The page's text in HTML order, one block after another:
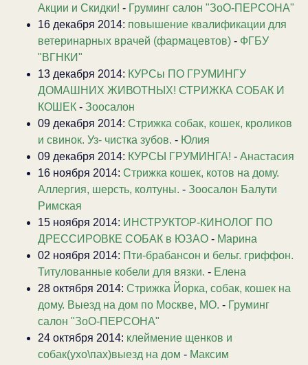
Акции и Скидки! - Груминг салон "ЗоО-ПЕРСОНА"
16 декабря 2014: повышение квалификации для
ветеринарных врачей (фармацевтов) - ФГБУ
"ВГНКИ"
13 декабря 2014: КУРСы ПО ГРУМИНГУ
ДОМАШНИХ ЖИВОТНЫХ! СТРИЖКА СОБАК И
КОШЕК - Зоосалон
09 декабря 2014: Стрижка собак, кошек, кроликов
и свинок. Уз- чистка зубов. - Юлия
09 декабря 2014: КУРСЫ ГРУМИНГА! - Анастасия
16 ноября 2014: Стрижка кошек, котов на дому.
Аллергия, шерсть, колтуны. - Зоосалон Балути
Римская
15 ноября 2014: ИНСТРУКТОР-КИНОЛОГ ПО
ДРЕССИРОВКЕ СОБАК в ЮЗАО - Марина
02 ноября 2014: Пти-брабансон и бельг. гриффон.
Титулованные кобели для вязки. - Елена
28 октября 2014: Стрижка Йорка, собак, кошек на
дому. Выезд на дом по Москве, МО. - Груминг
салон "ЗоО-ПЕРСОНА"
24 октября 2014: клеймение щенков и
собак(ухо\пах)выезд на дом - Максим